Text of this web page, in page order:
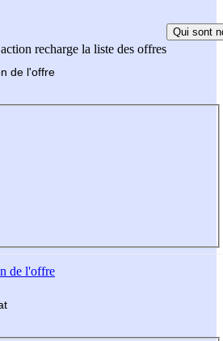
recharge la liste des offres
Qui sont
de l'offre
de l'offre